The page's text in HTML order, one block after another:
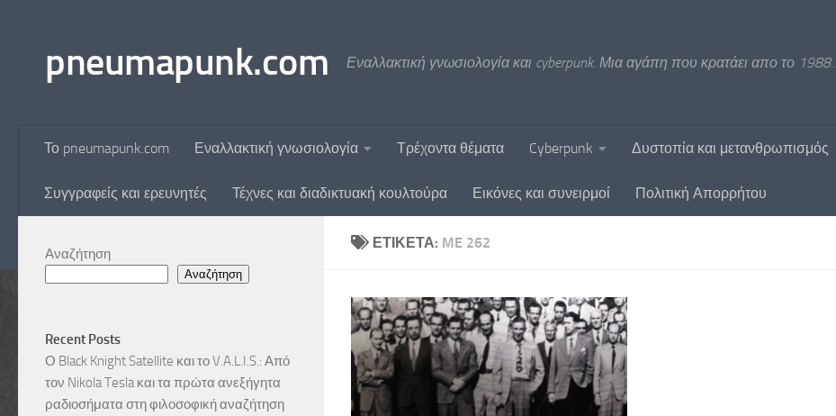
pneumapunk.com Εναλλακτική γνωσιολογία και cyberpunk. Μια αγάπη που κρατάει απο το 1988..
Το pneumapunk.com Εναλλακτική γνωσιολογία Τρέχοντα θέματα Cyberpunk Δυστοπία και μετανθρωπισμός
Συγγραφείς και ερευνητές Τέχνες και διαδικτυακή κουλτούρα Εικόνες και συνειρμοί Πολιτική Απορρήτου
ΕΤΙΚΈΤΑ: ME 262
Αναζήτηση
Αναζήτηση
Recent Posts
Ο Black Knight Satellite και το V.A.L.I.S.: Από
τον Nikola Tesla και τα πρώτα ανεξήγητα
ραδιοσήματα στη φιλοσοφική αναζήτηση